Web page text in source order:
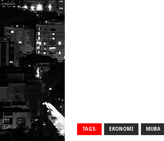
TAGS: EKONOMI MUBA